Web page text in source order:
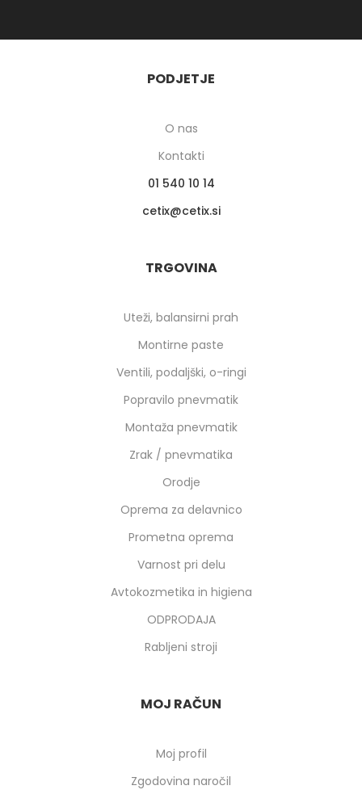
PODJETJE
O nas
Kontakti
01 540 10 14
cetix
cetix.si
TRGOVINA
Uteži, balansirni prah
Montirne paste
Ventili, podaljški, o-ringi
Popravilo pnevmatik
Montaža pnevmatik
Zrak / pnevmatika
Orodje
Oprema za delavnico
Prometna oprema
Varnost pri delu
Avtokozmetika in higiena
ODPRODAJA
Rabljeni stroji
MOJ RAČUN
Moj profil
Zgodovina naročil